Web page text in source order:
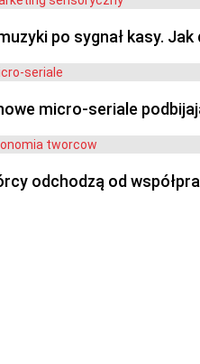
po sygnał kasy.
micro-seriale
odchodzą od